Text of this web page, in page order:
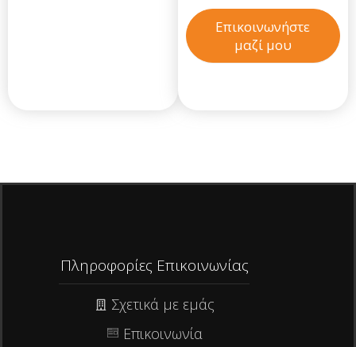
Επικοινωνήστε
μαζί μου
Πληροφορίες Επικοινωνίας
Σχετικά με εμάς
Επικοινωνία